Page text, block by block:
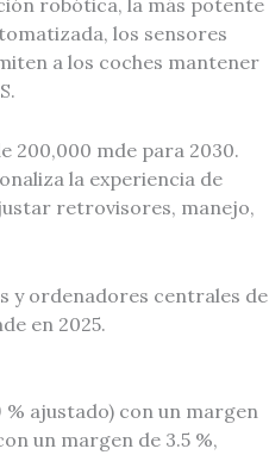
robótica, la más potente
los sensores
a los coches mantener
200,000 mde para 2030.
la experiencia de
retrovisores, manejo,
y ordenadores centrales de
en 2025.
ajustado) con un margen
un margen de 3.5 %,